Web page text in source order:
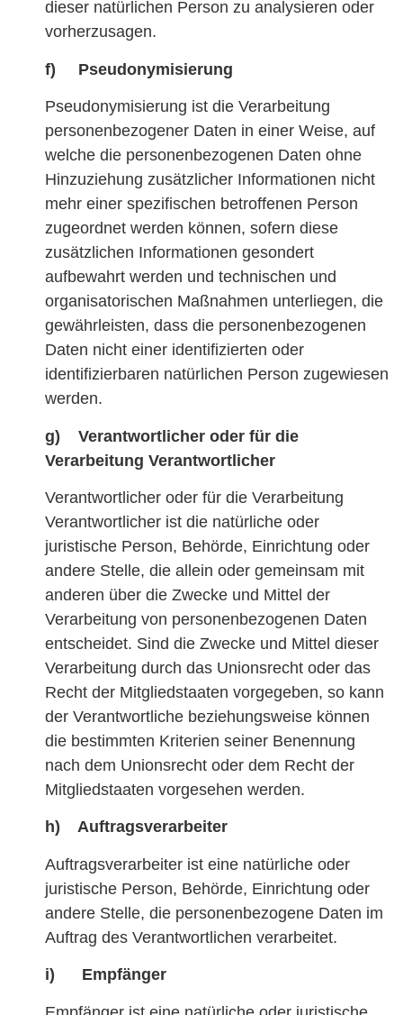
dieser natürlichen Person zu analysieren oder
vorherzusagen.
f) Pseudonymisierung
Pseudonymisierung ist die Verarbeitung
personenbezogener Daten in einer Weise, auf
welche die personenbezogenen Daten ohne
Hinzuziehung zusätzlicher Informationen nicht
mehr einer spezifischen betroffenen Person
zugeordnet werden können, sofern diese
zusätzlichen Informationen gesondert
aufbewahrt werden und technischen und
organisatorischen Maßnahmen unterliegen, die
gewährleisten, dass die personenbezogenen
Daten nicht einer identifizierten oder
identifizierbaren natürlichen Person zugewiesen
werden.
g) Verantwortlicher oder für die
Verarbeitung Verantwortlicher
Verantwortlicher oder für die Verarbeitung
Verantwortlicher ist die natürliche oder
juristische Person, Behörde, Einrichtung oder
andere Stelle, die allein oder gemeinsam mit
anderen über die Zwecke und Mittel der
Verarbeitung von personenbezogenen Daten
entscheidet. Sind die Zwecke und Mittel dieser
Verarbeitung durch das Unionsrecht oder das
Recht der Mitgliedstaaten vorgegeben, so kann
der Verantwortliche beziehungsweise können
die bestimmten Kriterien seiner Benennung
nach dem Unionsrecht oder dem Recht der
Mitgliedstaaten vorgesehen werden.
h) Auftragsverarbeiter
Auftragsverarbeiter ist eine natürliche oder
juristische Person, Behörde, Einrichtung oder
andere Stelle, die personenbezogene Daten im
Auftrag des Verantwortlichen verarbeitet.
i) Empfänger